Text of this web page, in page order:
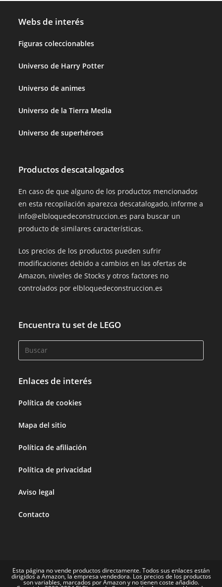
Webs de interés
Figuras coleccionables
Universo de Harry Potter
Universo de animes
Universo de la Tierra Media
Universo de superhéroes
Productos descatalogados
En caso de que alguno de los productos mencionados
en esta recopilación aparezca descatalogado, informe a
info@elbloquedeconstruccion.es para buscar un
producto de similares características.
Los precios de los productos pueden sufrir
modificaciones debido a cambios en las ofertas de
Amazon, niveles de Stocks y otros factores no
controlados por elbloquedeconstruccion.es
Encuentra tu set de LEGO
Enlaces de interés
Política de cookies
Mapa del sitio
Política de afiliación
Política de privacidad
Aviso legal
Contacto
Esta página no vende productos directamente. Todos sus enlaces están
dirigidos a Amazon, la empresa vendedora. Los precios de los productos
son variables, marcados por Amazon y no tienen coste añadido.